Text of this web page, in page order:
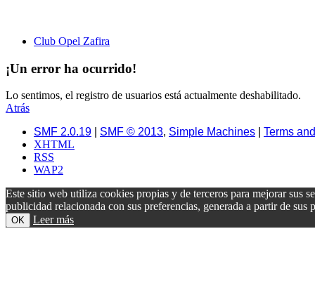
Club Opel Zafira
¡Un error ha ocurrido!
Lo sentimos, el registro de usuarios está actualmente deshabilitado.
Atrás
SMF 2.0.19
SMF © 2013, Simple Machines
Terms
XHTML
RSS
WAP2
Este sitio web utiliza cookies propias y de terceros para mejorar sus
publicidad relacionada con sus preferencias, generada a partir de
OK Leer más